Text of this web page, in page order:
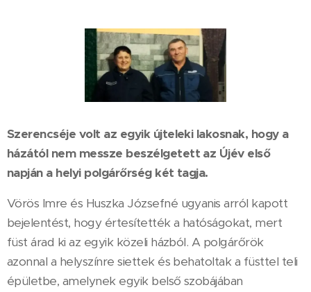
Szerencséje volt az egyik újteleki lakosnak, hogy a
házától nem messze beszélgetett az Újév első
napján a helyi polgárőrség két tagja.
Vörös Imre és Huszka Józsefné ugyanis arról kapott
bejelentést, hogy értesítették a hatóságokat, mert
füst árad ki az egyik közeli házból. A polgárőrök
azonnal a helyszínre siettek és behatoltak a füsttel teli
épületbe, amelynek egyik belső szobájában